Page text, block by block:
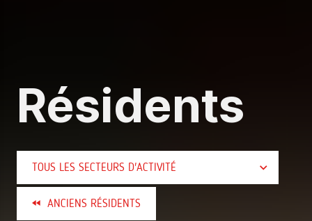
Résidents
TOUS LES SECTEURS D'ACTIVITÉ
ANCIENS RÉSIDENTS